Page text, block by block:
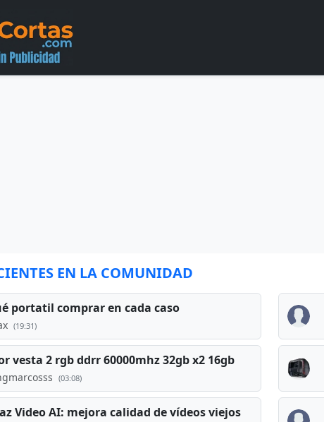
EN LA COMUNIDAD
portatil comprar en cada caso
(19:31)
vesta 2 rgb ddrr 60000mhz 32gb x2 16gb
(03:08)
Video AI: mejora calidad de vídeos viejos